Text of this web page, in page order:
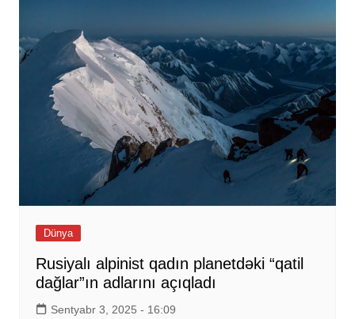
Dünya
Rusiyalı alpinist qadın planetdəki “qatil
dağlar”ın adlarını açıqladı
Sentyabr 3, 2025 - 16:09